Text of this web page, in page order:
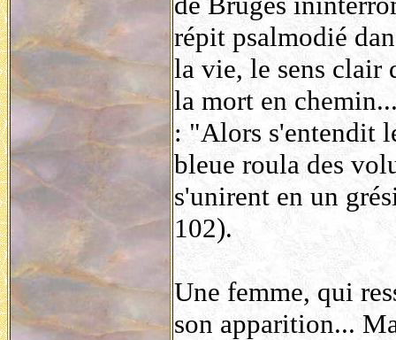
répit psalmodié
la vie, le sens clair
la mort en
: "Alors s'entendit
bleue roula des
s'unirent en un
102).
Une femme, qui
son apparition...